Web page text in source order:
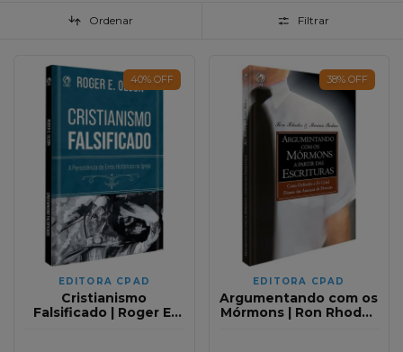
Ordenar Filtrar
40% OFF
EDITORA CPAD
Cristianismo
Falsificado | Roger E.
38% OFF
EDITORA CPAD
Argumentando com os
Mórmons | Ron Rhodes